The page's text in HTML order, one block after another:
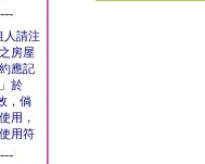
人請注
房屋
應記
於
，倘
用，
用符